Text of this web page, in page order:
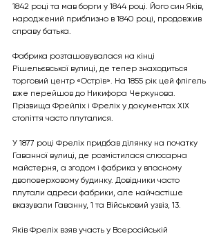
1842 році та мав борги у 1844 році. Його син Яків,
народжений приблизно в 1840 році, продовжив
справу батька.
Фабрика розташовувалася на кінці
Рішельєвської вулиці, де тепер знаходиться
торговий центр «Острів». На 1855 рік цей флігель
вже перейшов до Никифора Черкунова.
Прізвища Фрейліх і Фреліх у документах ХІХ
століття часто плуталися.
У 1877 році Фреліх придбав ділянку на початку
Гаванної вулиці, де розмістилася слюсарна
майстерня, а згодом і фабрика у власному
двоповерховому будинку. Довідники часто
плутали адреси фабрики, але найчастіше
вказували Гаванну, 1 та Військовий узвіз, 13.
Яків Фреліх взяв участь у Всеросійській